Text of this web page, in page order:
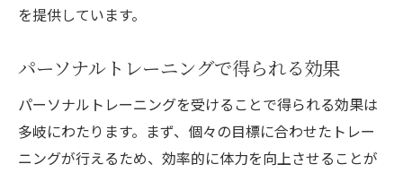
お手頃価格で充実したトレーニングを提供
都度払いで始める一宮市のジムライフ
都度払いが魅力の一宮市ジムの特徴
一宮市のジムで柔軟にトレーニングを続け
る
を提供しています。
パーソナルトレーニングで得られる効果
パーソナルトレーニングを受けることで得られる効果は
多岐にわたります。まず、個々の目標に合わせたトレー
ニングが行えるため、効率的に体力を向上させることが